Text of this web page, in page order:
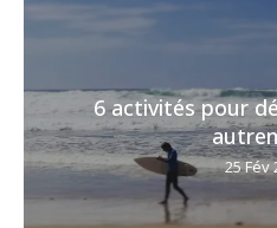
6 activités pour
25 Fév